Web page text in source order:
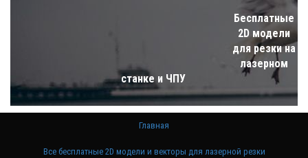
Бесплатные
2D модели
для резки на
лазерном
станке и ЧПУ
Главная
Все бесплатные 2D модели и векторы для лазерной резки